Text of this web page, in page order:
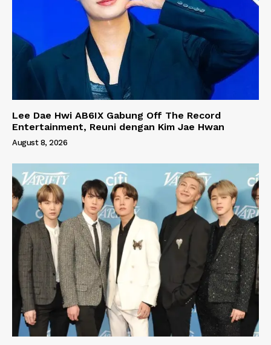
Lee Dae Hwi AB6IX Gabung Off The Record
Entertainment, Reuni dengan Kim Jae Hwan
August 8, 2026